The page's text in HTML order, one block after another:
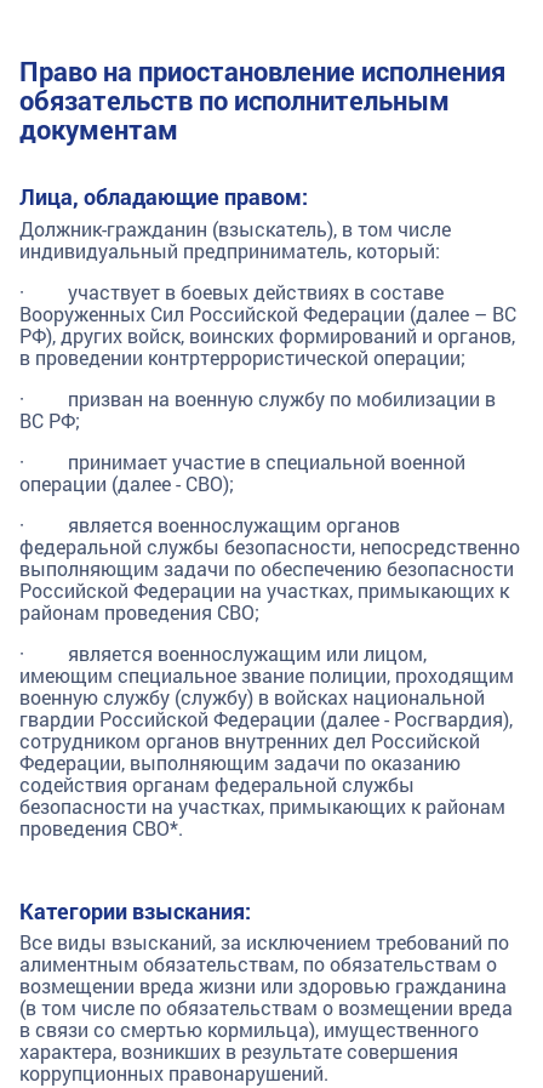
Право на приостановление исполнения
обязательств по исполнительным
документам
Лица, обладающие правом:
Должник-гражданин (взыскатель), в том числе
индивидуальный предприниматель, который:
· участвует в боевых действиях в составе
Вооруженных Сил Российской Федерации (далее – ВС
РФ), других войск, воинских формирований и органов,
в проведении контртеррористической операции;
· призван на военную службу по мобилизации в
ВС РФ;
· принимает участие в специальной военной
операции (далее - СВО);
· является военнослужащим органов
федеральной службы безопасности, непосредственно
выполняющим задачи по обеспечению безопасности
Российской Федерации на участках, примыкающих к
районам проведения СВО;
· является военнослужащим или лицом,
имеющим специальное звание полиции, проходящим
военную службу (службу) в войсках национальной
гвардии Российской Федерации (далее - Росгвардия),
сотрудником органов внутренних дел Российской
Федерации, выполняющим задачи по оказанию
содействия органам федеральной службы
безопасности на участках, примыкающих к районам
проведения СВО*.
Категории взыскания:
Все виды взысканий, за исключением требований по
алиментным обязательствам, по обязательствам о
возмещении вреда жизни или здоровью гражданина
(в том числе по обязательствам о возмещении вреда
в связи со смертью кормильца), имущественного
характера, возникших в результате совершения
коррупционных правонарушений.